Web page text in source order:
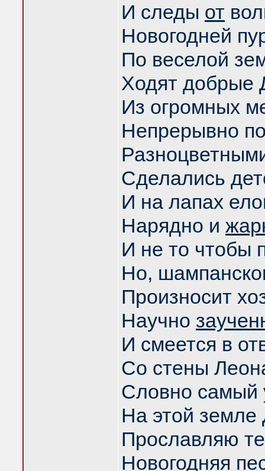
И следы от
Новогодней
По веселой
Ходят
Из огромных
Непрерывно
Сделались
И на лапах
Нарядно и
И не то чтобы
Но,
Произносит
Научно
И смеется в
Со стены
Словно самый
На этой
Прославляю
Новогодняя